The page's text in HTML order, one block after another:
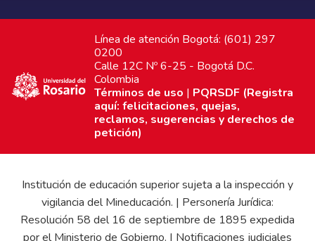
Línea de atención Bogotá: (601) 297
0200
Calle 12C Nº 6-25 - Bogotá D.C.
Colombia
Términos de uso | PQRSDF (Registra
aquí: felicitaciones, quejas,
reclamos, sugerencias y derechos de
petición)
Institución de educación superior sujeta a la inspección y
vigilancia del Mineducación. | Personería Jurídica:
Resolución 58 del 16 de septiembre de 1895 expedida
por el Ministerio de Gobierno. | Notificaciones judiciales